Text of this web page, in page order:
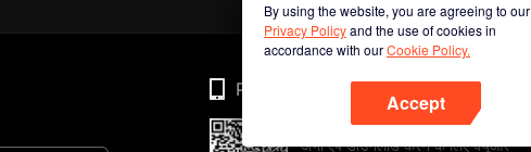
By using the website, you are agreeing to our
Privacy Policyand the use of cookies in
accordance with ourCookie Policy.
Accept
Phone
अभी ऐप डाउनलोड करने के लिए क्यूआर